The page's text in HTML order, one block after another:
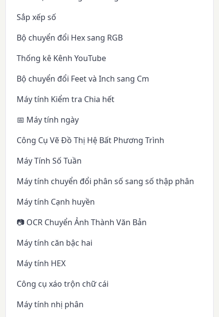
Sắp xếp số
Bộ chuyển đổi Hex sang RGB
Thống kê Kênh YouTube
Bộ chuyển đổi Feet và Inch sang Cm
Máy tính Kiểm tra Chia hết
📅 Máy tính ngày
Công Cụ Vẽ Đồ Thị Hệ Bất Phương Trình
Máy Tính Số Tuần
Máy tính chuyển đổi phân số sang số thập phân
Máy tính Cạnh huyền
📷 OCR Chuyển Ảnh Thành Văn Bản
Máy tính căn bậc hai
Máy tính HEX
Công cụ xáo trộn chữ cái
Máy tính nhị phân